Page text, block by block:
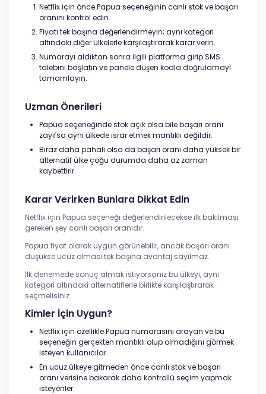
Netflix için önce Papua seçeneğinin canlı stok ve başarı
oranını kontrol edin.
Fiyatı tek başına değerlendirmeyin; aynı kategori
altındaki diğer ülkelerle karşılaştırarak karar verin.
Numarayı aldıktan sonra ilgili platforma girip SMS
talebini başlatın ve panele düşen kodla doğrulamayı
tamamlayın.
Uzman Önerileri
Papua seçeneğinde stok açık olsa bile başarı oranı
zayıfsa aynı ülkede ısrar etmek mantıklı değildir.
Biraz daha pahalı olsa da başarı oranı daha yüksek bir
alternatif ülke çoğu durumda daha az zaman
kaybettirir.
Karar Verirken Bunlara Dikkat Edin
Netflix için Papua seçeneği değerlendirilecekse ilk bakılması
gereken şey canlı başarı oranıdır.
Papua fiyat olarak uygun görünebilir, ancak başarı oranı
düşükse ucuz olması tek başına avantaj sayılmaz.
İlk denemede sonuç almak istiyorsanız bu ülkeyi, aynı
kategori altındaki alternatiflerle birlikte karşılaştırarak
seçmelisiniz.
Kimler İçin Uygun?
Netflix için özellikle Papua numarasını arayan ve bu
seçeneğin gerçekten mantıklı olup olmadığını görmek
isteyen kullanıcılar.
En ucuz ülkeye gitmeden önce canlı stok ve başarı
oranı verisine bakarak daha kontrollü seçim yapmak
isteyenler.